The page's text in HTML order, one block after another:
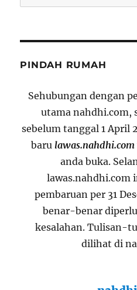
for:
PINDAH RUMAH
Sehubungan dengan
utama nahdhi.com,
sebelum tanggal 1 April
baru lawas.nahdhi.com
anda buka.
lawas.nahdhi.com
pembaruan per 31
benar-benar
kesalahan. Tulisan-
dilihat di